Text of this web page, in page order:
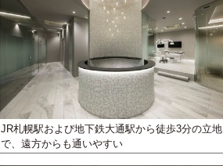
JR札幌駅および地下鉄大通駅から徒歩3分の立地
で、遠方からも通いやすい